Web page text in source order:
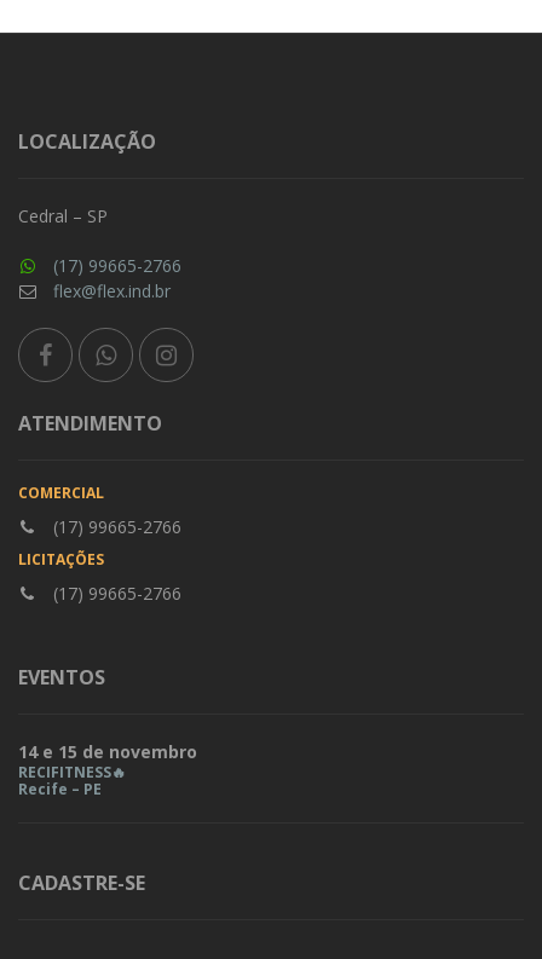
LOCALIZAÇÃO
Cedral – SP
(17) 99665-2766
flex@flex.ind.br
ATENDIMENTO
COMERCIAL
(17) 99665-2766
LICITAÇÕES
(17) 99665-2766
EVENTOS
14 e 15 de novembro
RECIFITNESS🔥
Recife – PE
CADASTRE-SE